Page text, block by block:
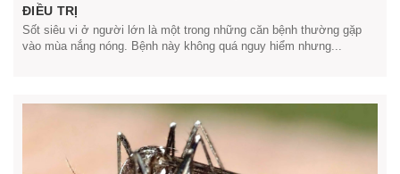
ĐIỀU TRỊ
Sốt siêu vi ở người lớn là một trong những căn bệnh thường gặp
vào mùa nắng nóng. Bệnh này không quá nguy hiểm nhưng...